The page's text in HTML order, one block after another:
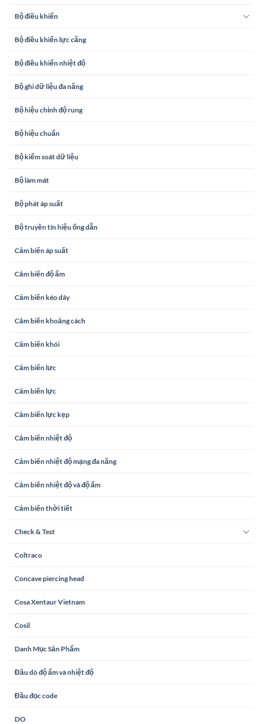
Bộ điều khiển
Bộ điều khiển lực căng
Bộ điều khiển nhiệt độ
Bộ ghi dữ liệu đa năng
Bộ hiệu chỉnh độ rung
Bộ hiệu chuẩn
Bộ kiểm soát dữ liệu
Bộ làm mát
Bộ phát áp suất
Bộ truyền tín hiệu ống dẫn
Cảm biến áp suất
Cảm biến độ ẩm
Cảm biến kéo dây
Cảm biến khoảng cách
Cảm biến khói
Cảm biến lưc
Cảm biến lực
Cảm biến lực kẹp
Cảm biến nhiệt độ
Cảm biến nhiệt độ mạng đa năng
Cảm biến nhiệt độ và độ ẩm
Cảm biến thời tiết
Check & Test
Coltraco
Concave piercing head
Cosa Xentaur Vietnam
Cosil
Danh Mục Sản Phẩm
Đầu dò độ ẩm và nhiệt độ
Đầu đọc code
DO